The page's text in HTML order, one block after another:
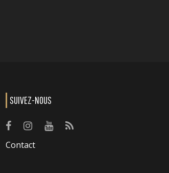
SUIVEZ-NOUS
Contact